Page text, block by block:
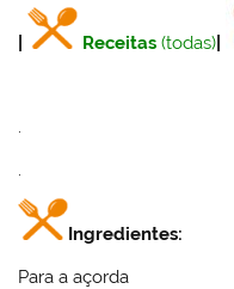
Receitas (todas)
.
.
Ingredientes:
Para a açorda